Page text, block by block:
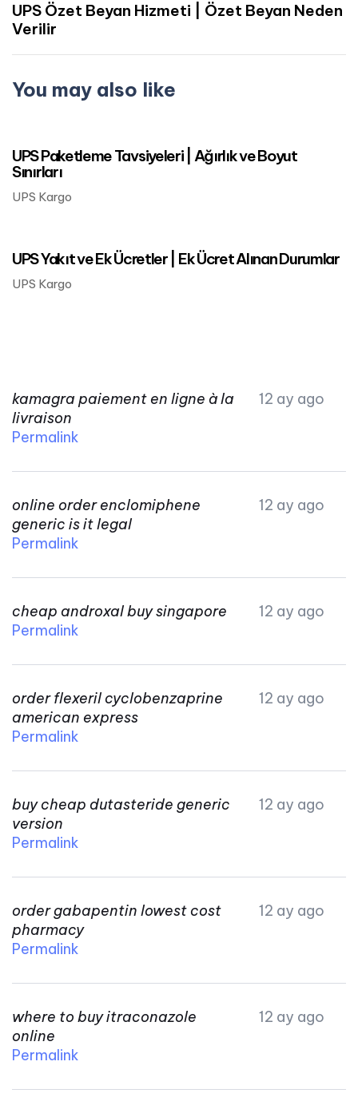
UPS Özet Beyan Hizmeti | Özet Beyan Neden
Verilir
You may also like
UPS Paketleme Tavsiyeleri | Ağırlık ve Boyut
Sınırları
UPS Kargo
UPS Yakıt ve Ek Ücretler | Ek Ücret Alınan Durumlar
UPS Kargo
kamagra paiement en ligne à la
livraison
12 ay ago
Permalink
online order enclomiphene
generic is it legal
12 ay ago
Permalink
cheap androxal buy singapore
12 ay ago
Permalink
order flexeril cyclobenzaprine
american express
12 ay ago
Permalink
buy cheap dutasteride generic
version
12 ay ago
Permalink
order gabapentin lowest cost
pharmacy
12 ay ago
Permalink
where to buy itraconazole
online
12 ay ago
Permalink